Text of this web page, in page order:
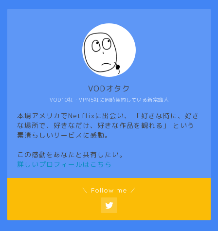
VOD10社・VPN5社に同時契約している新常識人
VODオタク
本場アメリカでNetflixに出会い、 「好きな時に、好き
な場所で、好きなだけ、好きな作品を観れる」 という
素晴らしいサービスに感動。
この感動をあなたと共有したい。
詳しいプロフィールはこちら
＼ Follow me ／